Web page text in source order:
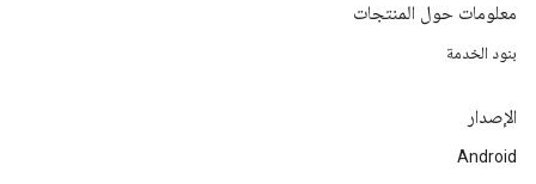
معلومات حول المنتجات
بنود الخدمة
الإصدار
Android